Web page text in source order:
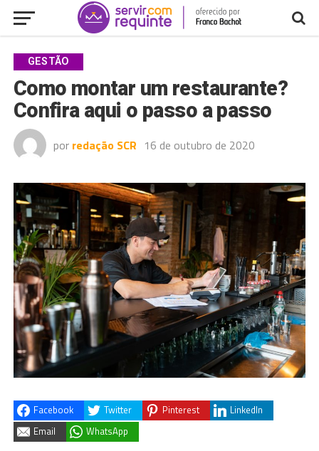
GESTÃO
Como montar um restaurante?
Confira aqui o passo a passo
por redação SCR 16 de outubro de 2020
Facebook Twitter Pinterest
LinkedIn
Email
WhatsApp